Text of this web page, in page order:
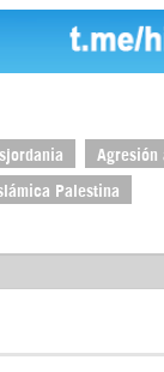
Agresión
Palestina